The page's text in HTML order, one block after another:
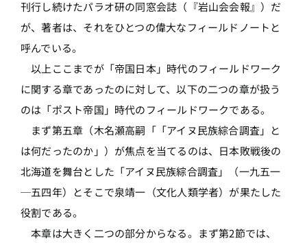
刊行し続けたパラオ研の同窓会誌（『岩山会会報』）だ
が、著者は、それをひとつの偉大なフィールドノートと
呼んでいる。
以上ここまでが「帝国日本」時代のフィールドワーク
に関する章であったのに対して、以下の二つの章が扱う
のは「ポスト帝国」時代のフィールドワークである。
まず第五章（木名瀬高嗣「「アイヌ民族綜合調査」と
は何だったのか」）が焦点を当てるのは、日本敗戦後の
北海道を舞台とした「アイヌ民族綜合調査」（一九五一
─五四年）とそこで泉靖一（文化人類学者）が果たした
役割である。
本章は大きく二つの部分からなる。まず第2節では、